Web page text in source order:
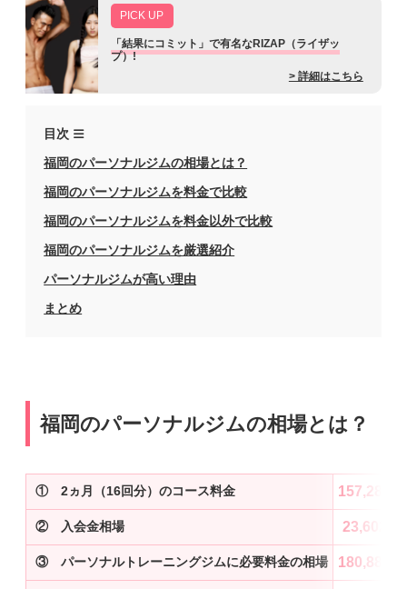
PICK UP
「結果にコミット」で有名なRIZAP（ライザッ
プ）!
業界最大手のパーソナルジムで、人生最後のダイエ
> 詳細はこちら
目次
福岡のパーソナルジムの相場とは？
福岡のパーソナルジムを料金で比較
福岡のパーソナルジムを料金以外で比較
福岡のパーソナルジムを厳選紹介
パーソナルジムが高い理由
まとめ
福岡のパーソナルジムの相場とは？
① 2ヵ月（16回分）のコース料金 157,285円
② 入会金相場 23,602円
③ パーソナルトレーニングジムに必要料金の相場 180,887円